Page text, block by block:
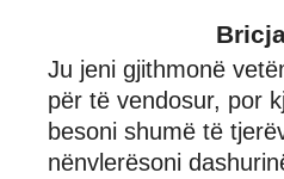
Ju jeni gjithmonë
për të vendosur, por
besoni shumë të
nënvlerësoni